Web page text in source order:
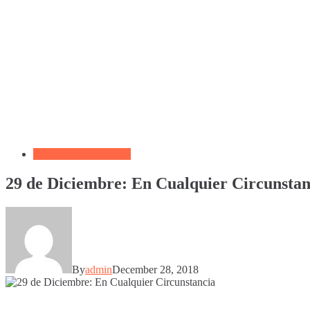
29 de Diciembre: En Cualquier
ByadminDecember 28, 2018